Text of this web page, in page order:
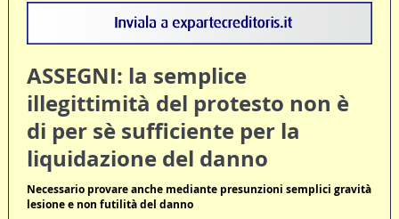
ASSEGNI: la semplice
illegittimità del protesto non è
di per sè sufficiente per la
liquidazione del danno
Necessario provare anche mediante presunzioni semplici gravità
lesione e non futilità del danno